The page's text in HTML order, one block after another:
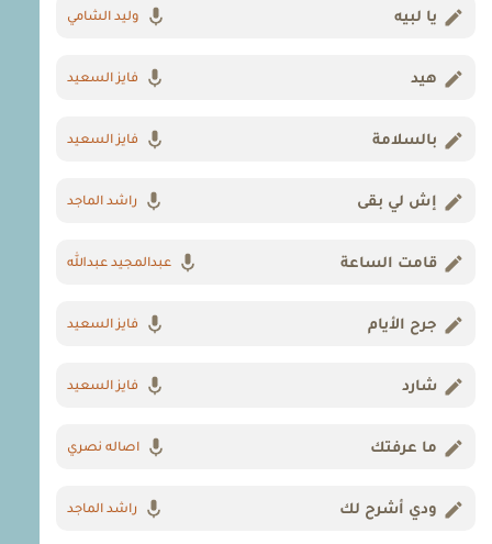
يا لبيه وليد الشامي
هيد فايز السعيد
بالسلامة فايز السعيد
إش لي بقى راشد الماجد
قامت الساعة عبدالمجيد عبدالله
جرح الأيام فايز السعيد
شارد فايز السعيد
ما عرفتك اصاله نصري
ودي أشرح لك راشد الماجد